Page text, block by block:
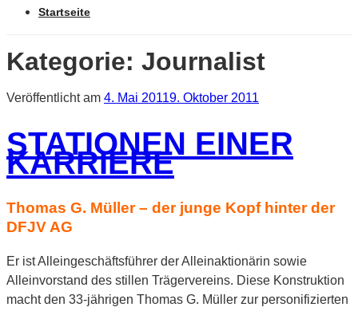
Startseite
Kategorie: Journalist
Veröffentlicht am 4. Mai 20119. Oktober 2011
STATIONEN EINER
KARRIERE
Thomas G. Müller – der junge Kopf hinter der
DFJV AG
Er ist Alleingeschäftsführer der Alleinaktionärin sowie
Alleinvorstand des stillen Trägervereins. Diese Konstruktion
macht den 33-jährigen Thomas G. Müller zur personifizierten